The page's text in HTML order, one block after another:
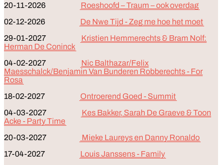
20-11-2026
Roeshoofd – Traum – ook overdag
02-12-2026
De Nwe Tijd - Zeg me hoe het moet
29-01-2027
Kristien Hemmerechts & Bram Nolf:
Herman De Coninck
04-02-2027
Nic Balthazar/Felix
Maesschalck/Benjamin Van Bunderen Robberechts - For
Rosa
18-02-2027
Ontroerend Goed - Summit
04-03-2027
Kes Bakker, Sarah De Graeve & Toon
Acke - Party Time
20-03-2027
Mieke Laureys en Danny Ronaldo
17-04-2027
Louis Janssens - Family